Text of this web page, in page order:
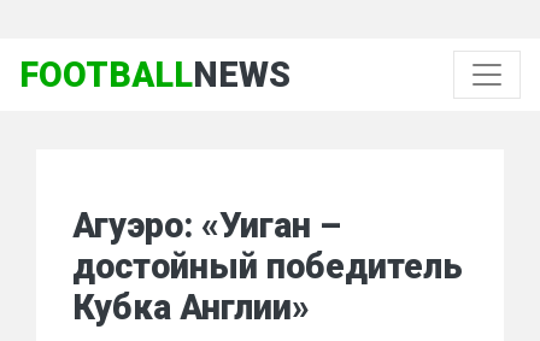
FOOTBALLNEWS
Агуэро: «Уиган –
достойный победитель
Кубка Англии»